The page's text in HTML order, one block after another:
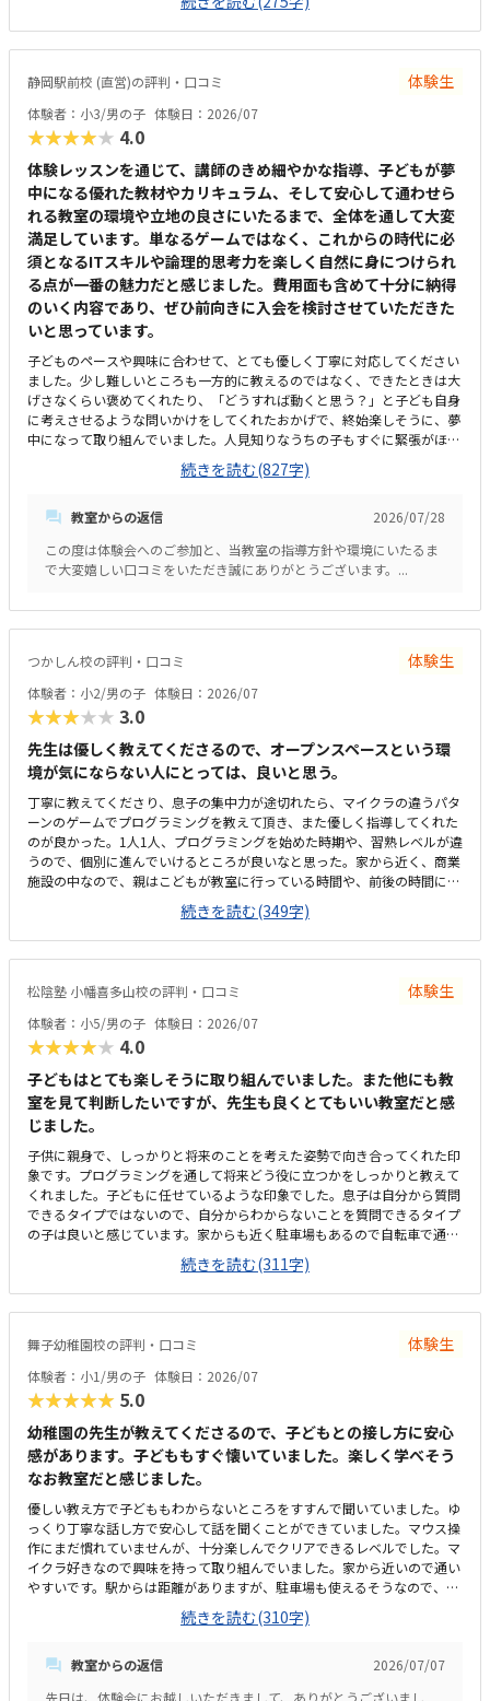
が、月2回ということもあり、お手頃に通いやすい金額であると思った。
子どもが発言したことを肯定する姿勢で関わってくれたこと。先生が優し
くて穏やかであった。
静岡駅前校 (直営)の評判・口コミ 体験生
体験者：小3/男の子 体験日：2026/07
★★★★★ 4.0
体験レッスンを通じて、講師のきめ細やかな指導、子どもが夢
中になる優れた教材やカリキュラム、そして安心して通わせら
れる教室の環境や立地の良さにいたるまで、全体を通して大変
満足しています。単なるゲームではなく、これからの時代に必
須となるITスキルや論理的思考力を楽しく自然に身につけられ
る点が一番の魅力だと感じました。費用面も含めて十分に納得
のいく内容であり、ぜひ前向きに入会を検討させていただきた
いと思っています。
子どものペースや興味に合わせて、とても優しく丁寧に対応してください
ました。少し難しいところも一方的に教えるのではなく、できたときは大
げさなくらい褒めてくれたり、「どうすれば動くと思う？」と子ども自身
に考えさせるような問いかけをしてくれたおかげで、終始楽しそうに、夢
中になって取り組んでいました。人見知りなうちの子もすぐに緊張がほぐ
れ、安心して楽しく学べたと感じています。子どもが大好きなロブロック
スの世界を舞台にしているため、最初から最後まで高いモチベーションで
を通じて、自然とプログラミングの基礎や論理的思考力が学べるカリキュ
上にすぐに反映される仕組みも、子どもの「もっと作りたい」という意欲
をを引き出すのにぴったりだと思いました。最寄り駅から近く、大通りを
あるため、子ども一人でも安心して通わせられると感じました。また、レ
ッスンを待つ間や前後に買い物を済ませられるような便利な施設も近くに
あり、親にとっても非常に通いやすい環境だと思います。教室全体が明る
でした。他の生徒の皆さんも真剣かつ楽しそうにプログラミングに取り組
んでおり、良い刺激を受けられる空間だと感じました。パソコンや周辺機
とができました。専門的なプログラミングスキルや、子どもが夢中になっ
て学べる質の高いカリキュラム、手厚い個別サポートの体制を考えると、
非常に妥当で納得感のある料金設定だと感じました。安くはありません
が、単なる遊びではなく将来につながるITリテラシーや論理的思考力が身
につく投資として見れば、十分に見合った価値のある価格設定だと思いま
す。
続きを読む(827字)
教室からの返信
2026/07/28
この度は体験会へのご参加と、当教室の指導方針や環境にいたるま
で大変嬉しい口コミをいただき誠にありがとうございます。...
つかしん校の評判・口コミ 体験生
体験者：小2/男の子 体験日：2026/07
★★★★★ 3.0
先生は優しく教えてくださるので、オープンスペースという環
境が気にならない人にとっては、良いと思う。
丁寧に教えてくださり、息子の集中力が途切れたら、マイクラの違うパタ
ーンのゲームでプログラミングを教えて頂き、また優しく指導してくれた
のが良かった。1人1人、プログラミングを始めた時期や、習熟レベルが違
うので、個別に進んでいけるところが良いなと思った。家から近く、商業
施設の中なので、親はこどもが教室に行っている時間や、前後の時間にシ
ョッピングできるので、通いやすいと思った。オープンスペースなので、
あまり空調が行き届かず、また店内のBGMやアナウンスが聞こえるので、
少し集中しづらい環境だった。月2回の割には、少し高いと思ったが、プ
ログラミング教室は割と他の教室と比較しても妥当な金額だとは思う。高
学年になって、自分のペースで進めていけたり、わからない事があれば先
生にすぐ聞ける環境は良いなとおも。
続きを読む(349字)
松陰塾 小幡喜多山校の評判・口コミ 体験生
体験者：小5/男の子 体験日：2026/07
★★★★★ 4.0
子どもはとても楽しそうに取り組んでいました。また他にも教
室を見て判断したいですが、先生も良くとてもいい教室だと感
じました。
子供に親身で、しっかりと将来のことを考えた姿勢で向き合ってくれた印
象です。プログラミングを通して将来どう役に立つかをしっかりと教えて
くれました。子どもに任せているような印象でした。息子は自分から質問
できるタイプではないので、自分からわからないことを質問できるタイプ
の子は良いと感じています。家からも近く駐車場もあるので自転車で通っ
たり、送迎したり、どちらもやりやすそうでした。全て問題なく、私語を
する子も少なくて良い雰囲気でした。椅子や机などもしっかりとパーソナ
ルに区切られていていいと思いました。現在行っているデジタネオンライ
ンよりは値段が上がってしまうため、その差を補って余りあるメリットが
続きを読む(311字)
舞子幼稚園校の評判・口コミ 体験生
体験者：小1/男の子 体験日：2026/07
★★★★★ 5.0
幼稚園の先生が教えてくださるので、子どもとの接し方に安心
感があります。子どももすぐ懐いていました。楽しく学べそう
なお教室だと感じました。
優しい教え方で子どももわからないところをすすんで聞いていました。ゆ
っくり丁寧な話し方で安心して話を聞くことができていました。マウス操
作にまだ慣れていませんが、十分楽しんでクリアできるレベルでした。マ
イクラ好きなので興味を持って取り組んでいました。家から近いので通い
やすいです。駅からは距離がありますが、駐車場も使えるそうなので、遠
方からでも通えると思います。現在幼稚園が工事中のためプレハブでの授
業です。工事の音も聞こえますが気になるほどではないです。工事完了後
月に3回なので割高だと思います。ＰＣ等は貸してもらえるので自分で用
続きを読む(310字)
教室からの返信
2026/07/07